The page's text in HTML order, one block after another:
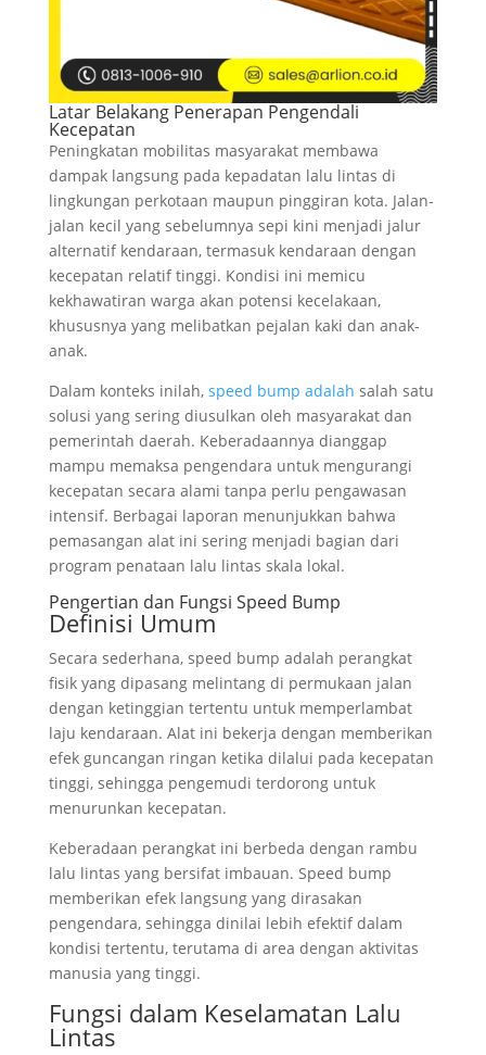
Latar Belakang Penerapan Pengendali
Kecepatan
Peningkatan mobilitas masyarakat membawa
dampak langsung pada kepadatan lalu lintas di
lingkungan perkotaan maupun pinggiran kota. Jalan-
jalan kecil yang sebelumnya sepi kini menjadi jalur
alternatif kendaraan, termasuk kendaraan dengan
kecepatan relatif tinggi. Kondisi ini memicu
kekhawatiran warga akan potensi kecelakaan,
khususnya yang melibatkan pejalan kaki dan anak-
anak.
Dalam konteks inilah, speed bump adalah salah satu
solusi yang sering diusulkan oleh masyarakat dan
pemerintah daerah. Keberadaannya dianggap
mampu memaksa pengendara untuk mengurangi
kecepatan secara alami tanpa perlu pengawasan
intensif. Berbagai laporan menunjukkan bahwa
pemasangan alat ini sering menjadi bagian dari
program penataan lalu lintas skala lokal.
Pengertian dan Fungsi Speed Bump
Definisi Umum
Secara sederhana, speed bump adalah perangkat
fisik yang dipasang melintang di permukaan jalan
dengan ketinggian tertentu untuk memperlambat
laju kendaraan. Alat ini bekerja dengan memberikan
efek guncangan ringan ketika dilalui pada kecepatan
tinggi, sehingga pengemudi terdorong untuk
menurunkan kecepatan.
Keberadaan perangkat ini berbeda dengan rambu
lalu lintas yang bersifat imbauan. Speed bump
memberikan efek langsung yang dirasakan
pengendara, sehingga dinilai lebih efektif dalam
kondisi tertentu, terutama di area dengan aktivitas
manusia yang tinggi.
Fungsi dalam Keselamatan Lalu
Lintas